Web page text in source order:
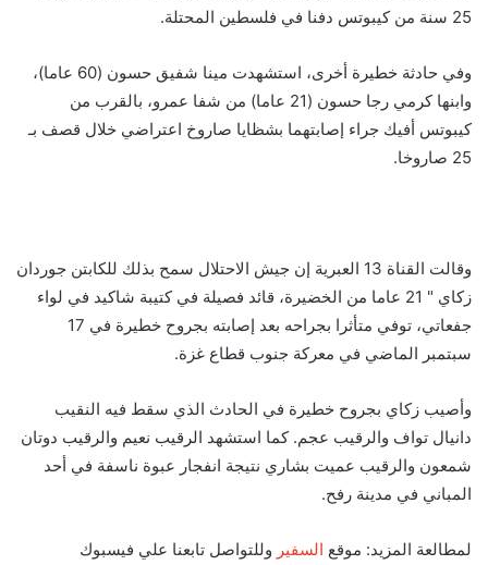
25 سنة من كيبوتس دفنا في فلسطين المحتلة.
وفي حادثة خطيرة أخرى، استشهدت مينا شفيق حسون (60 عاما)،
وابنها كرمي رجا حسون (21 عاما) من شفا عمرو، بالقرب من
كيبوتس أفيك جراء إصابتهما بشظايا صاروخ اعتراضي خلال قصف بـ
25 صاروخا.
وقالت القناة 13 العبرية إن جيش الاحتلال سمح بذلك للكابتن جوردان
زكاي " 21 عاما من الخضيرة، قائد فصيلة في كتيبة شاكيد في لواء
جفعاتي، توفي متأثرا بجراحه بعد إصابته بجروح خطيرة في 17
سبتمبر الماضي في معركة جنوب قطاع غزة.
وأصيب زكاي بجروح خطيرة في الحادث الذي سقط فيه النقيب
دانيال تواف والرقيب عجم. كما استشهد الرقيب نعيم والرقيب دوتان
شمعون والرقيب عميت بشاري نتيجة انفجار عبوة ناسفة في أحد
المباني في مدينة رفح.
لمطالعة المزيد: موقع السفير وللتواصل تابعنا علي فيسبوك